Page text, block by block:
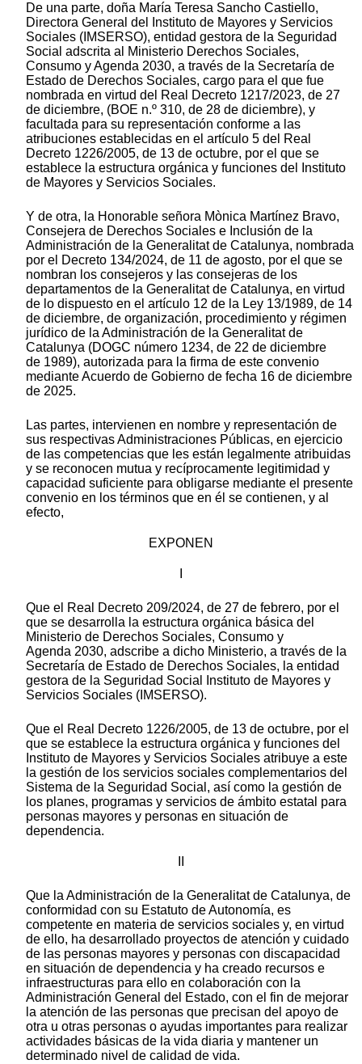
De una parte, doña María Teresa Sancho Castiello,
Directora General del Instituto de Mayores y Servicios
Sociales (IMSERSO), entidad gestora de la Seguridad
Social adscrita al Ministerio Derechos Sociales,
Consumo y Agenda 2030, a través de la Secretaría de
Estado de Derechos Sociales, cargo para el que fue
nombrada en virtud del Real Decreto 1217/2023, de 27
de diciembre, (BOE n.º 310, de 28 de diciembre), y
facultada para su representación conforme a las
atribuciones establecidas en el artículo 5 del Real
Decreto 1226/2005, de 13 de octubre, por el que se
establece la estructura orgánica y funciones del Instituto
de Mayores y Servicios Sociales.
Y de otra, la Honorable señora Mònica Martínez Bravo,
Consejera de Derechos Sociales e Inclusión de la
Administración de la Generalitat de Catalunya, nombrada
por el Decreto 134/2024, de 11 de agosto, por el que se
nombran los consejeros y las consejeras de los
departamentos de la Generalitat de Catalunya, en virtud
de lo dispuesto en el artículo 12 de la Ley 13/1989, de 14
de diciembre, de organización, procedimiento y régimen
jurídico de la Administración de la Generalitat de
Catalunya (DOGC número 1234, de 22 de diciembre
de 1989), autorizada para la firma de este convenio
mediante Acuerdo de Gobierno de fecha 16 de diciembre
de 2025.
Las partes, intervienen en nombre y representación de
sus respectivas Administraciones Públicas, en ejercicio
de las competencias que les están legalmente atribuidas
y se reconocen mutua y recíprocamente legitimidad y
capacidad suficiente para obligarse mediante el presente
convenio en los términos que en él se contienen, y al
efecto,
EXPONEN
Que el Real Decreto 209/2024, de 27 de febrero, por el
que se desarrolla la estructura orgánica básica del
Ministerio de Derechos Sociales, Consumo y
Agenda 2030, adscribe a dicho Ministerio, a través de la
Secretaría de Estado de Derechos Sociales, la entidad
gestora de la Seguridad Social Instituto de Mayores y
Servicios Sociales (IMSERSO).
Que el Real Decreto 1226/2005, de 13 de octubre, por el
que se establece la estructura orgánica y funciones del
Instituto de Mayores y Servicios Sociales atribuye a este
la gestión de los servicios sociales complementarios del
Sistema de la Seguridad Social, así como la gestión de
los planes, programas y servicios de ámbito estatal para
personas mayores y personas en situación de
dependencia.
Que la Administración de la Generalitat de Catalunya, de
conformidad con su Estatuto de Autonomía, es
competente en materia de servicios sociales y, en virtud
de ello, ha desarrollado proyectos de atención y cuidado
de las personas mayores y personas con discapacidad
en situación de dependencia y ha creado recursos e
infraestructuras para ello en colaboración con la
Administración General del Estado, con el fin de mejorar
la atención de las personas que precisan del apoyo de
otra u otras personas o ayudas importantes para realizar
actividades básicas de la vida diaria y mantener un
determinado nivel de calidad de vida.